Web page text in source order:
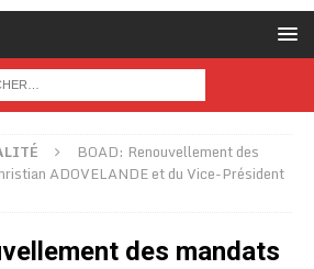
BOAD: Renouvellement des
ADOVELANDE et du Vice-Président
des mandats